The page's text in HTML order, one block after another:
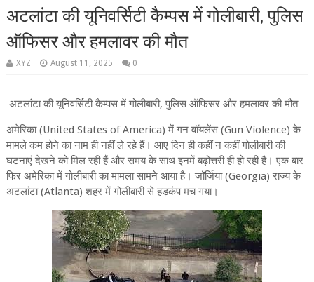
अटलांटा की यूनिवर्सिटी कैम्पस में गोलीबारी, पुलिस
ऑफिसर और हमलावर की मौत
XYZ August 11, 2025 0
अटलांटा की यूनिवर्सिटी कैम्पस में गोलीबारी, पुलिस ऑफिसर और हमलावर की मौत
अमेरिका (United States of America) में गन वॉयलेंस (Gun Violence) के
मामले कम होने का नाम ही नहीं ले रहे हैं। आए दिन ही कहीं न कहीं गोलीबारी की
घटनाएं देखने को मिल रही हैं और समय के साथ इनमें बढ़ोत्तरी ही हो रही है। एक बार
फिर अमेरिका में गोलीबारी का मामला सामने आया है। जॉर्जिया (Georgia) राज्य के
अटलांटा (Atlanta) शहर में गोलीबारी से हड़कंप मच गया।